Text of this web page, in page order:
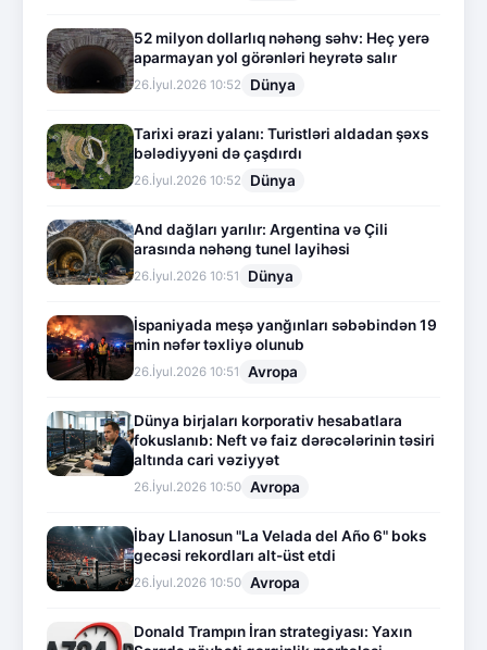
52 milyon dollarlıq nəhəng səhv: Heç yerə
aparmayan yol görənləri heyrətə salır
26.İyul.2026 10:52 Dünya
Tarixi ərazi yalanı: Turistləri aldadan şəxs
bələdiyyəni də çaşdırdı
26.İyul.2026 10:52 Dünya
And dağları yarılır: Argentina və Çili
arasında nəhəng tunel layihəsi
26.İyul.2026 10:51 Dünya
İspaniyada meşə yanğınları səbəbindən 19
min nəfər təxliyə olunub
26.İyul.2026 10:51 Avropa
Dünya birjaları korporativ hesabatlara
fokuslanıb: Neft və faiz dərəcələrinin təsiri
altında cari vəziyyət
26.İyul.2026 10:50 Avropa
İbay Llanosun "La Velada del Año 6" boks
gecəsi rekordları alt-üst etdi
26.İyul.2026 10:50 Avropa
Donald Trampın İran strategiyası: Yaxın